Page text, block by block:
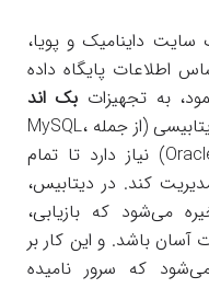
داینامیک و پویا،
اطلاعات پایگاه داده
به تجهیزات بک اند
اضافی نیاز دارد. وب سایت شما به دیتابیسی (از جمله MySQL،
SQL Server، Postgres SQL و Oracle) نیاز دارد تا تمام
کند. در دیتابیس،
می‌شود که بازیابی،
آسان باشد. و این کار بر
که سرور نامیده